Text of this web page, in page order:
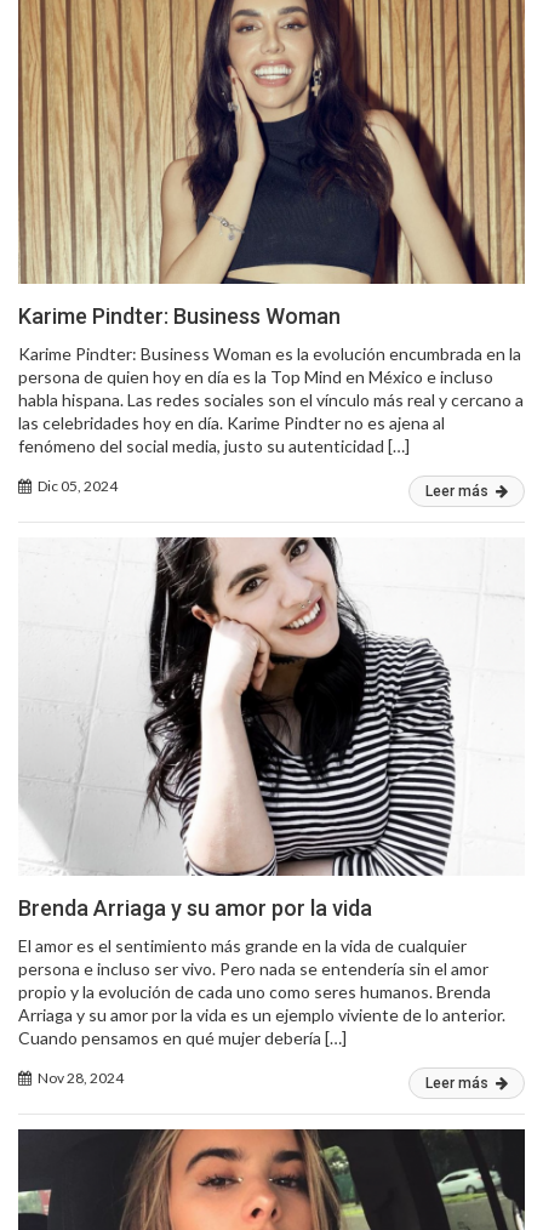
Karime Pindter: Business Woman
Karime Pindter: Business Woman es la evolución encumbrada en la
persona de quien hoy en día es la Top Mind en México e incluso
habla hispana. Las redes sociales son el vínculo más real y cercano a
las celebridades hoy en día. Karime Pindter no es ajena al
fenómeno del social media, justo su autenticidad […]
Dic 05, 2024 Leer más
Brenda Arriaga y su amor por la vida
El amor es el sentimiento más grande en la vida de cualquier
persona e incluso ser vivo. Pero nada se entendería sin el amor
propio y la evolución de cada uno como seres humanos. Brenda
Arriaga y su amor por la vida es un ejemplo viviente de lo anterior.
Cuando pensamos en qué mujer debería […]
Nov 28, 2024 Leer más